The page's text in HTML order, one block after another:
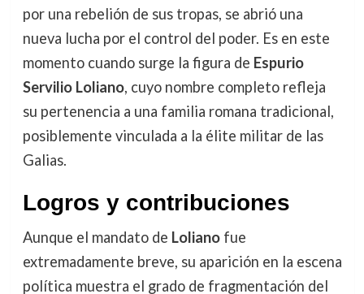
por una rebelión de sus tropas, se abrió una
nueva lucha por el control del poder. Es en este
momento cuando surge la figura de Espurio
Servilio Loliano, cuyo nombre completo refleja
su pertenencia a una familia romana tradicional,
posiblemente vinculada a la élite militar de las
Galias.
Logros y contribuciones
Aunque el mandato de Lolianofue
extremadamente breve, su aparición en la escena
política muestra el grado de fragmentación del